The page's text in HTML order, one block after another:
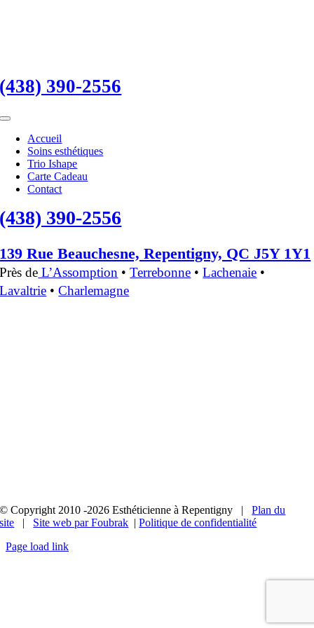
(438) 390-2556
Toggle
NavigationAccueil
Soins esthétiques
Trio Ishape
Carte Cadeau
Contact
(438) 390-2556
139 Rue Beauchesne, Repentigny, QC J5Y 1Y1
Près de L’Assomption •Terrebonne •Lachenaie •
Lavaltrie •Charlemagne
© Copyright 2010 -2026 Esthéticienne à Repentigny |Plan du
site | Site web par Foubrak |Politique de confidentialité
Page load link